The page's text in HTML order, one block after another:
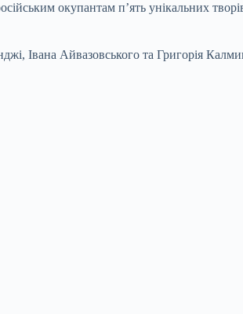
окупантам п’ять унікальних
Івана Айвазовського та Григорія